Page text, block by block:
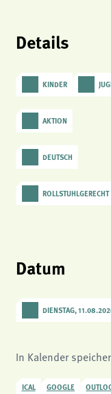
Details
KINDER
AKTION
DEUTSCH
ROLLSTUHLGERECHT
Datum
DIENSTAG,
In Kalender
ICAL GOOGLE
Wir verwenden Matomo für
verbessern. Es werden